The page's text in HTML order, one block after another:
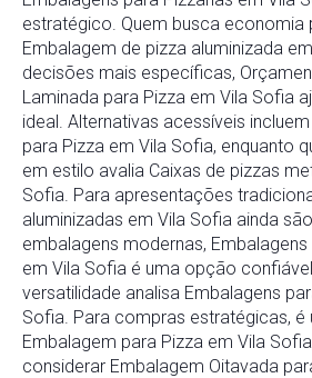
estratégico. Quem busca economia
Embalagem de pizza aluminizada
decisões mais específicas,
Laminada para Pizza em Vila Sofia
ideal. Alternativas acessíveis
para Pizza em Vila Sofia, enquanto
em estilo avalia Caixas de pizzas
Sofia. Para apresentações
aluminizadas em Vila Sofia ainda
embalagens modernas,
em Vila Sofia é uma opção
versatilidade analisa Embalagens
Sofia. Para compras estratégicas,
Embalagem para Pizza em Vila
considerar Embalagem Oitavada